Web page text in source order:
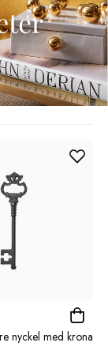
nyckel med krona